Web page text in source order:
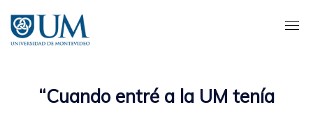
contenido
principal
“Cuando entré a la UM tenía